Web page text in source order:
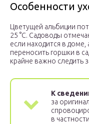
Особенности
Цветущей альбиции
25 °С. Садоводы
если находится в
переносить горшки в
крайне важно следить
К
за
в